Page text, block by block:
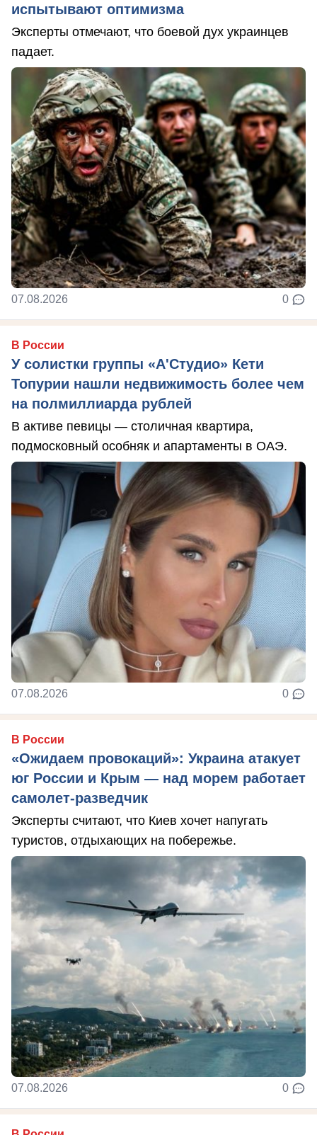
испытывают оптимизма
Эксперты отмечают, что боевой дух украинцев
падает.
07.08.2026 0
В России
У солистки группы «А'Студио» Кети
Топурии нашли недвижимость более чем
на полмиллиарда рублей
В активе певицы — столичная квартира,
подмосковный особняк и апартаменты в ОАЭ.
07.08.2026 0
В России
«Ожидаем провокаций»: Украина атакует
юг России и Крым — над морем работает
самолет-разведчик
Эксперты считают, что Киев хочет напугать
туристов, отдыхающих на побережье.
07.08.2026 0